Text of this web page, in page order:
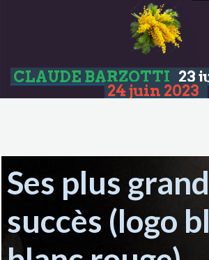
CLAUDE BARZOTTI 23
24 juin 2023
Ses plus
succès (logo